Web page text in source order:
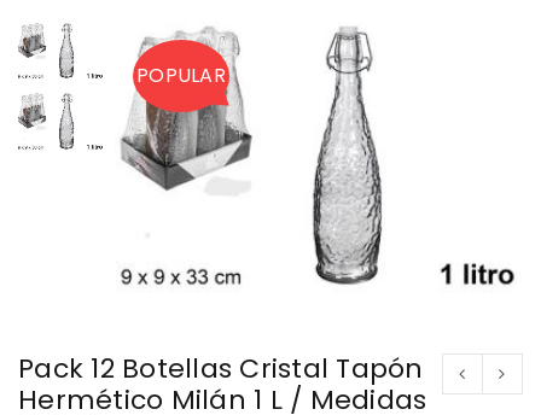
POPULAR
Pack 12 Botellas Cristal Tapón
Hermético Milán 1 L / Medidas